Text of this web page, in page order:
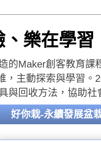
樂在學習
的Maker創客教育
，主動探索與學習
與回收方法，協助社
好你栽-永續發展盆